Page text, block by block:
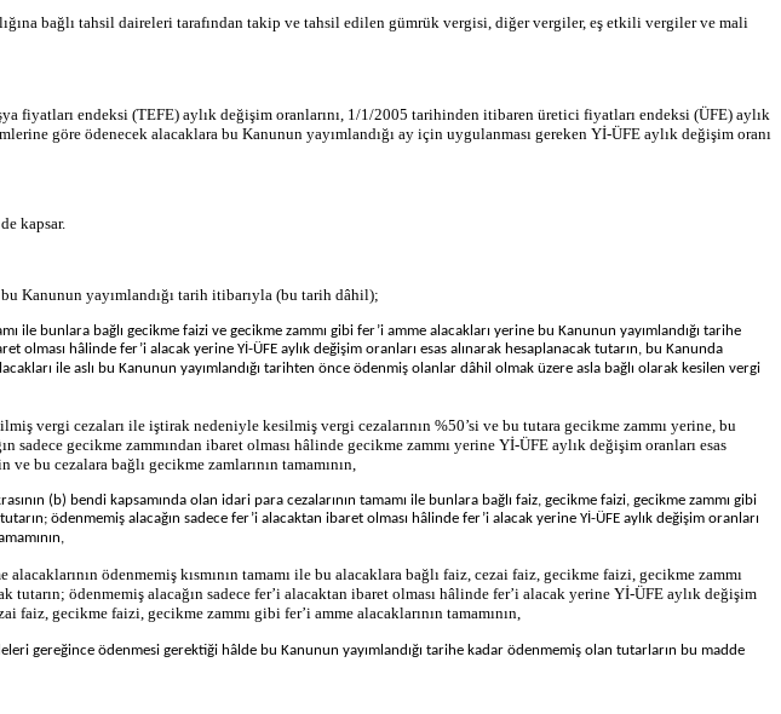
bağlı tahsil daireleri tarafından takip ve tahsil edilen gümrük vergisi, diğer vergiler, eş etkili vergiler ve mali
endeksi (TEFE) aylık değişim oranlarını, 1/1/2005 tarihinden itibaren üretici fiyatları endeksi (ÜFE) aylık
göre ödenecek alacaklara bu Kanunun yayımlandığı ay için uygulanması gereken Yİ-ÜFE aylık değişim oranı
kapsar.
Kanunun yayımlandığı tarih itibarıyla (bu tarih dâhil);
bunlara bağlı gecikme faizi ve gecikme zammı gibi fer’i amme alacakları yerine bu Kanunun yayımlandığı tarihe
olması hâlinde fer’i alacak yerine Yİ-ÜFE aylık değişim oranları esas alınarak hesaplanacak tutarın, bu Kanunda
ile aslı bu Kanunun yayımlandığı tarihten önce ödenmiş olanlar dâhil olmak üzere asla bağlı olarak kesilen vergi
vergi cezaları ile iştirak nedeniyle kesilmiş vergi cezalarının %50’si ve bu tutara gecikme zammı yerine, bu
sadece gecikme zammından ibaret olması hâlinde gecikme zammı yerine Yİ-ÜFE aylık değişim oranları esas
bu cezalara bağlı gecikme zamlarının tamamının,
(b) bendi kapsamında olan idari para cezalarının tamamı ile bunlara bağlı faiz, gecikme faizi, gecikme zammı gibi
ödenmemiş alacağın sadece fer’i alacaktan ibaret olması hâlinde fer’i alacak yerine Yİ-ÜFE aylık değişim oranları
ödenmemiş kısmının tamamı ile bu alacaklara bağlı faiz, cezai faiz, gecikme faizi, gecikme zammı
ödenmemiş alacağın sadece fer’i alacaktan ibaret olması hâlinde fer’i alacak yerine Yİ-ÜFE aylık değişim
faiz, gecikme faizi, gecikme zammı gibi fer’i amme alacaklarının tamamının,
gereğince ödenmesi gerektiği hâlde bu Kanunun yayımlandığı tarihe kadar ödenmemiş olan tutarların bu madde